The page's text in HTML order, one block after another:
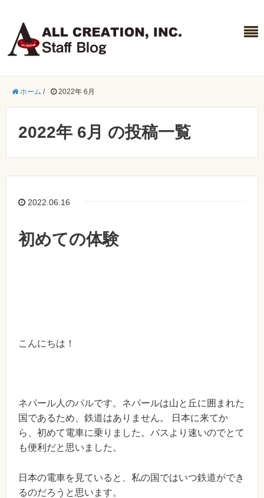
ホーム / 2022年 6月
2022年 6月 の投稿一覧
2022.06.16
初めての体験
こんにちは！
ネパール人のパルです。ネパールは山と丘に囲まれた
国であるため、鉄道はありません。 日本に来てか
ら、初めて電車に乗りました。バスより速いのでとて
も便利だと思いました。
日本の電車を見ていると、私の国ではいつ鉄道ができ
るのだろうと思います。